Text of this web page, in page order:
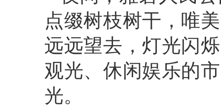
点缀树枝树干，唯
远远望去，灯光闪
观光、休闲娱乐的
光。